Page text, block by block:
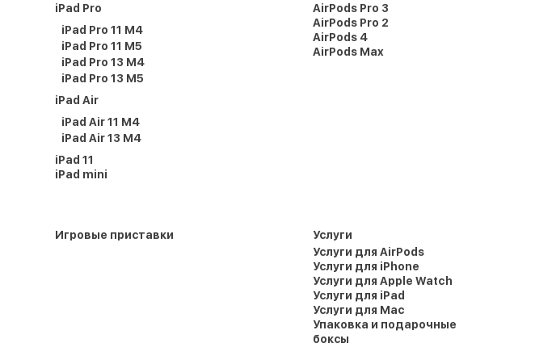
iPad Pro
iPad Pro 11 M4
iPad Pro 11 M5
iPad Pro 13 M4
iPad Pro 13 M5
iPad Air
iPad Air 11 M4
iPad Air 13 M4
iPad 11
iPad mini
AirPods Pro 3
AirPods Pro 2
AirPods 4
AirPods Max
Игровые приставки
Услуги
Услуги для AirPods
Услуги для iPhone
Услуги для Apple Watch
Услуги для iPad
Услуги для Mac
Упаковка и подарочные
боксы